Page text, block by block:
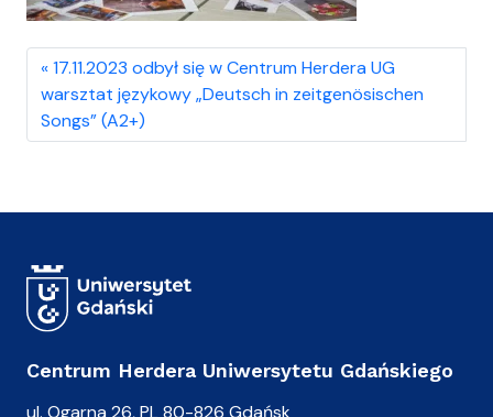
17.11.2023 odbył się w Centrum Herdera UG
warsztat językowy „Deutsch in zeitgenösischen
Songs” (A2+)
Centrum Herdera Uniwersytetu Gdańskiego